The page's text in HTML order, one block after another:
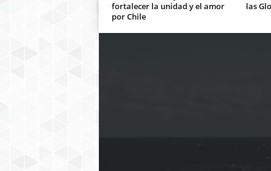
fortalecer la unidad y el amor
por Chile
las